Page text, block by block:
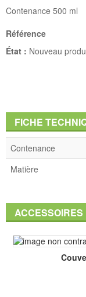
Contenance 500 ml
Référence
État : Nouveau
FICHE
Contenance
Matière
ACCESSOIRES